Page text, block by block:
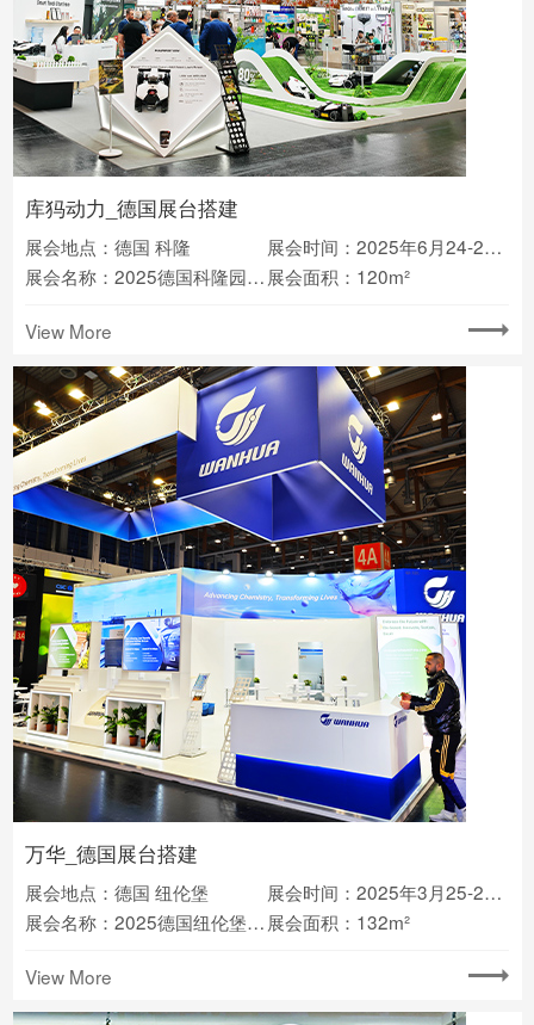
库犸动力_德国展台搭建
展会地点：德国 科隆
展会时间：2025年6月24-26日
展会名称：2025德国科隆园艺展(Spoga+gafa) 展会面积：120m²
View More
万华_德国展台搭建
展会地点：德国 纽伦堡
展会时间：2025年3月25-27日
展会名称：2025德国纽伦堡涂料展ECS 展会面积：132m²
View More